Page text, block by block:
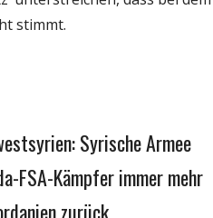
stimmt.
Syrische Armee
FSA-Kämpfer immer mehr
zurück